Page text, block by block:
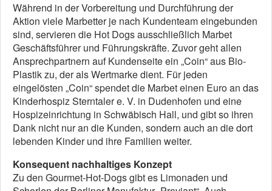
Während in der Vorbereitung und Durchführung der
Aktion viele Marbetter je nach Kundenteam eingebunden
sind, servieren die Hot Dogs ausschließlich Marbet
Geschäftsführer und Führungskräfte. Zuvor geht allen
Ansprechpartnern auf Kundenseite ein „Coin“ aus Bio-
Plastik zu, der als Wertmarke dient. Für jeden
eingelösten „Coin“ spendet die Marbet einen Euro an das
Kinderhospiz Sterntaler e. V. in Dudenhofen und eine
Hospizeinrichtung in Schwäbisch Hall, und gibt so ihren
Dank nicht nur an die Kunden, sondern auch an die dort
lebenden Kinder und ihre Familien weiter.
Konsequent nachhaltiges Konzept
Zu den Gourmet-Hot-Dogs gibt es Limonaden und